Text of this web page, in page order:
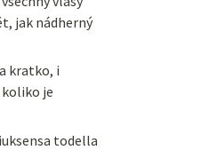
jak nádherný
kratko, i
je
todella